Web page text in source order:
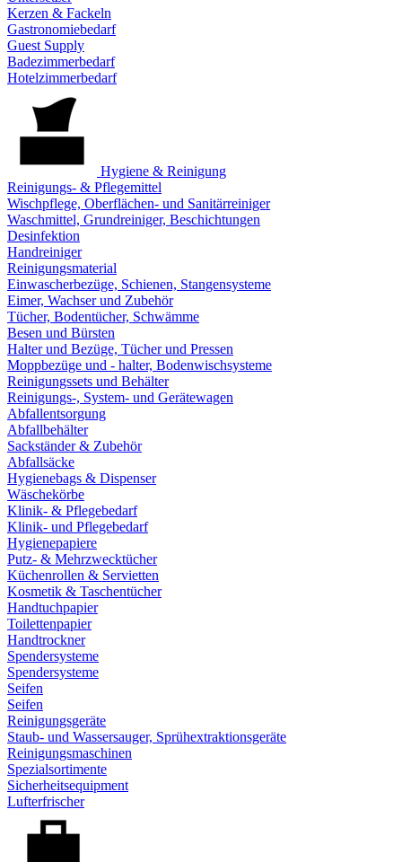
Kerzen & Fackeln
Gastronomiebedarf
Guest Supply
Badezimmerbedarf
Hotelzimmerbedarf
Hygiene & Reinigung
Reinigungs- & Pflegemittel
Wischpflege, Oberflächen- und Sanitärreiniger
Waschmittel, Grundreiniger, Beschichtungen
Desinfektion
Handreiniger
Reinigungsmaterial
Einwascherbezüge, Schienen, Stangensysteme
Eimer, Wachser und Zubehör
Tücher, Bodentücher, Schwämme
Besen und Bürsten
Halter und Bezüge, Tücher und Pressen
Moppbezüge und - halter, Bodenwischsysteme
Reinigungssets und Behälter
Reinigungs-, System- und Gerätewagen
Abfallentsorgung
Abfallbehälter
Sackständer & Zubehör
Abfallsäcke
Hygienebags & Dispenser
Wäschekörbe
Klinik- & Pflegebedarf
Klinik- und Pflegebedarf
Hygienepapiere
Putz- & Mehrzwecktücher
Küchenrollen & Servietten
Kosmetik & Taschentücher
Handtuchpapier
Toilettenpapier
Handtrockner
Spendersysteme
Spendersysteme
Seifen
Seifen
Reinigungsgeräte
Staub- und Wassersauger, Sprühextraktionsgeräte
Reinigungsmaschinen
Spezialsortimente
Sicherheitsequipment
Lufterfrischer